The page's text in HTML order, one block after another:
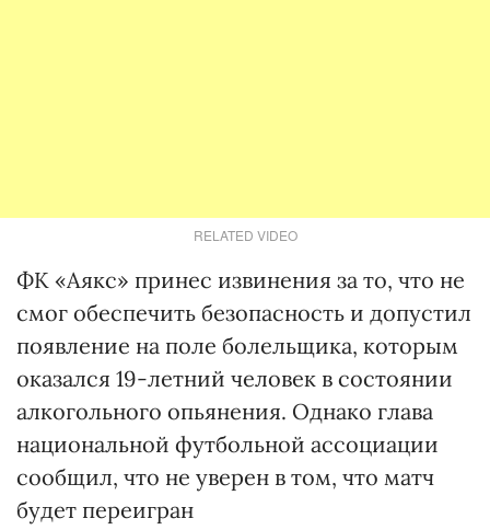
RELATED VIDEO
ФК «Аякс» принес извинения за то, что не
смог обеспечить безопасность и допустил
появление на поле болельщика, которым
оказался 19-летний человек в состоянии
алкогольного опьянения. Однако глава
национальной футбольной ассоциации
сообщил, что не уверен в том, что матч
будет переигран